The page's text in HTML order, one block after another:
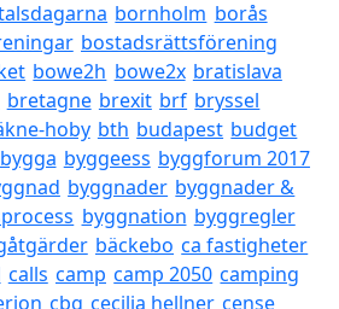
bornholm borås
bostadsrättsförening
bowe2h bowe2x bratislava
bretagne brexit brf bryssel
hoby bth budapest budget
bygga byggeess byggforum 2017
byggnader byggnader &
byggnation byggregler
bäckebo ca fastigheter
calls camp camp 2050 camping
cbg cecilia hellner cense